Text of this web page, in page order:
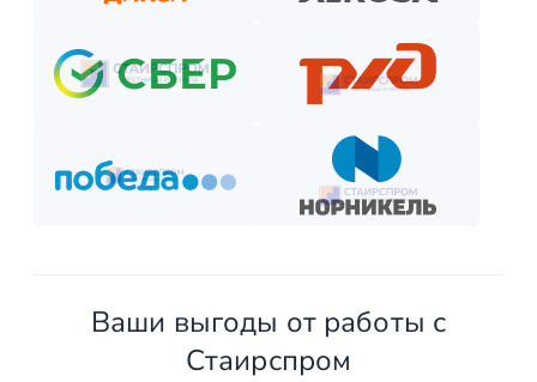
Отслеживайте этапы производства и монтажа.
Оплатите остаток после приёмки —
и наслаждайтесь новой конструкцией!
Ваши выгоды от работы с
Стаирспром